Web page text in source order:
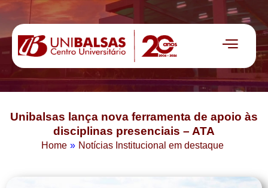
Unibalsas lança nova ferramenta de apoio às
disciplinas presenciais – ATA
Home » Notícias Institucional em destaque